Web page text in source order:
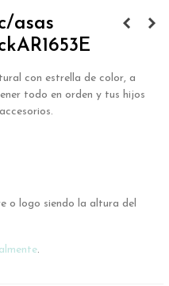
asas
con estrella de color, a
todo en orden y tus hijos
o logo siendo la altura del
.